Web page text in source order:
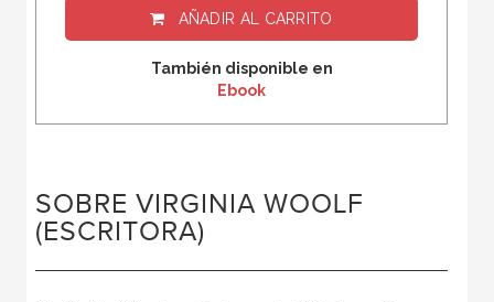
AÑADIR AL CARRITO
También disponible en
Ebook
SOBRE VIRGINIA WOOLF
(ESCRITORA)